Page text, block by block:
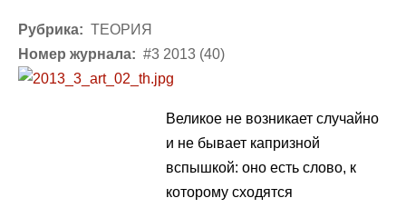
Рубрика: ТЕОРИЯ
Номер журнала: #3 2013 (40)
Великое не возникает случайно
и не бывает капризной
вспышкой: оно есть слово, к
которому сходятся